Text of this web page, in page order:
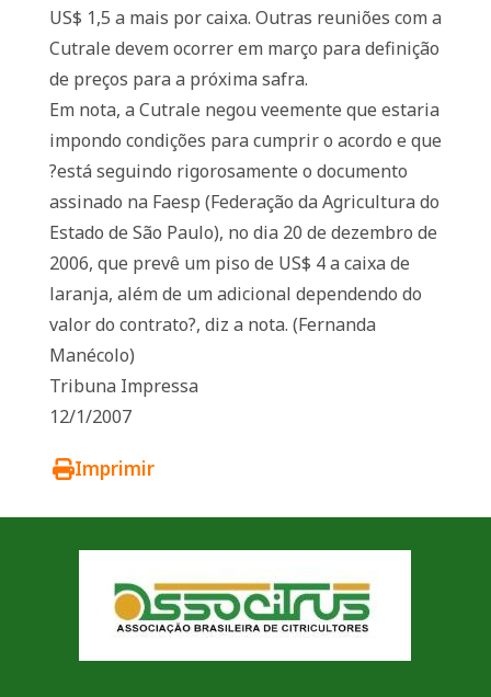
US$ 1,5 a mais por caixa. Outras reuniões com a
Cutrale devem ocorrer em março para definição
de preços para a próxima safra.
Em nota, a Cutrale negou veemente que estaria
impondo condições para cumprir o acordo e que
?está seguindo rigorosamente o documento
assinado na Faesp (Federação da Agricultura do
Estado de São Paulo), no dia 20 de dezembro de
2006, que prevê um piso de US$ 4 a caixa de
laranja, além de um adicional dependendo do
valor do contrato?, diz a nota. (Fernanda
Manécolo)
Tribuna Impressa
12/1/2007
Imprimir